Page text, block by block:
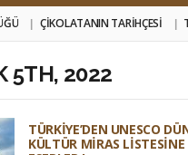
ÇIKOLATANIN TARIHÇESI
5TH, 2022
TÜRKIYE’DEN UNESCO
KÜLTÜR MIRAS LISTESINE